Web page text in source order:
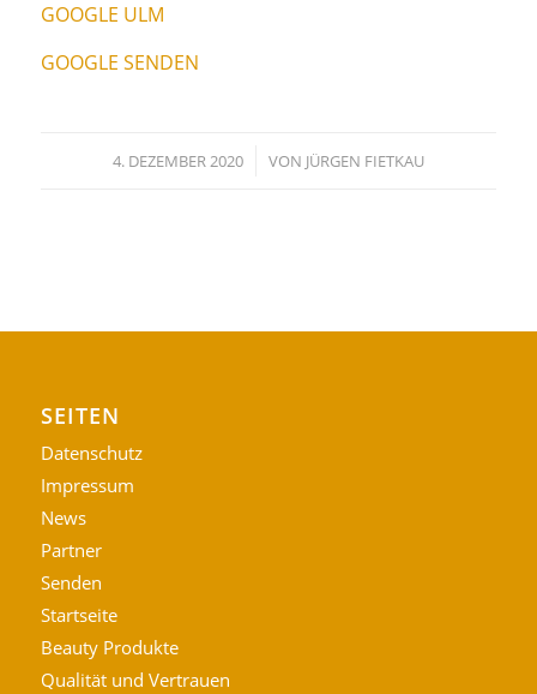
GOOGLE ULM
GOOGLE SENDEN
4. DEZEMBER 2020
/ VON JÜRGEN FIETKAU
SEITEN
Datenschutz
Impressum
News
Partner
Senden
Startseite
Beauty Produkte
Qualität und Vertrauen